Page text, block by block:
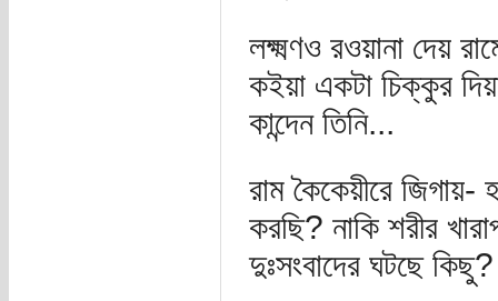
লক্ষ্মণও রওয়ানা দেয়
কইয়া একটা চিক্কুর
কান্দেন তিনি...
রাম কৈকেয়ীরে
করছি? নাকি শরীর
দুঃসংবাদের ঘটছে কিছু?